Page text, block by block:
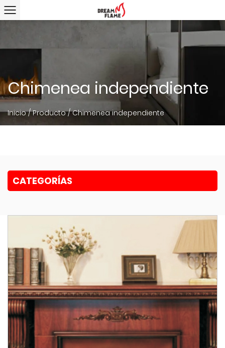
Chimenea independiente
Inicio/Producto/Chimenea independiente
CATEGORÍAS